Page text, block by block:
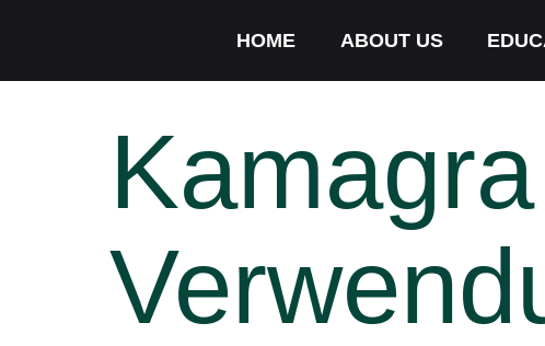
HOME ABOUT US